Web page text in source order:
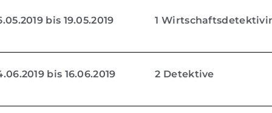
bis 19.05.2019 1
bis 16.06.2019 2 Detektive